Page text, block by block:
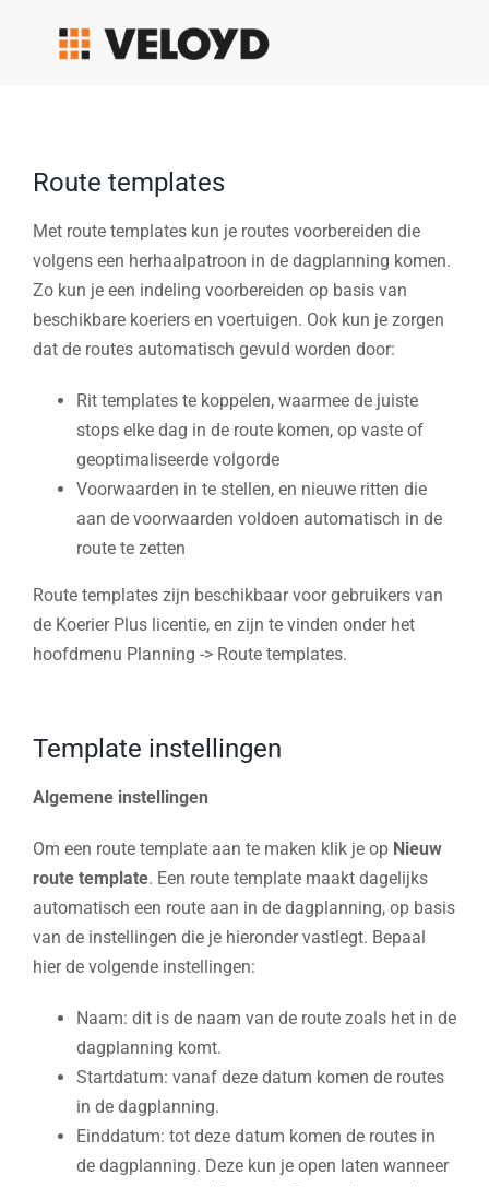
Route templates
Met route templates kun je routes voorbereiden die
volgens een herhaalpatroon in de dagplanning komen.
Zo kun je een indeling voorbereiden op basis van
beschikbare koeriers en voertuigen. Ook kun je zorgen
dat de routes automatisch gevuld worden door:
Rit templates te koppelen, waarmee de juiste
stops elke dag in de route komen, op vaste of
geoptimaliseerde volgorde
Voorwaarden in te stellen, en nieuwe ritten die
aan de voorwaarden voldoen automatisch in de
route te zetten
Route templates zijn beschikbaar voor gebruikers van
de Koerier Plus licentie, en zijn te vinden onder het
hoofdmenu Planning -> Route templates.
Template instellingen
Algemene instellingen
Om een route template aan te maken klik je op Nieuw
route template. Een route template maakt dagelijks
automatisch een route aan in de dagplanning, op basis
van de instellingen die je hieronder vastlegt. Bepaal
hier de volgende instellingen:
Naam: dit is de naam van de route zoals het in de
dagplanning komt.
Startdatum: vanaf deze datum komen de routes
in de dagplanning.
Einddatum: tot deze datum komen de routes in
de dagplanning. Deze kun je open laten wanneer